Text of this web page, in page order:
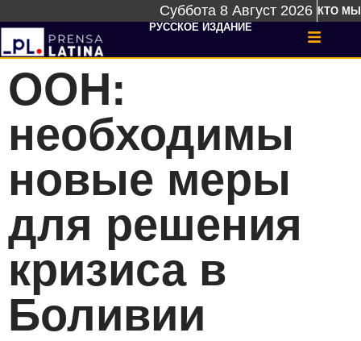
Суббота 8 Август 2026 КТО МЫ
РУССКОЕ ИЗДАНИЕ
ООН:
необходимы
новые меры
для решения
кризиса в
Боливии